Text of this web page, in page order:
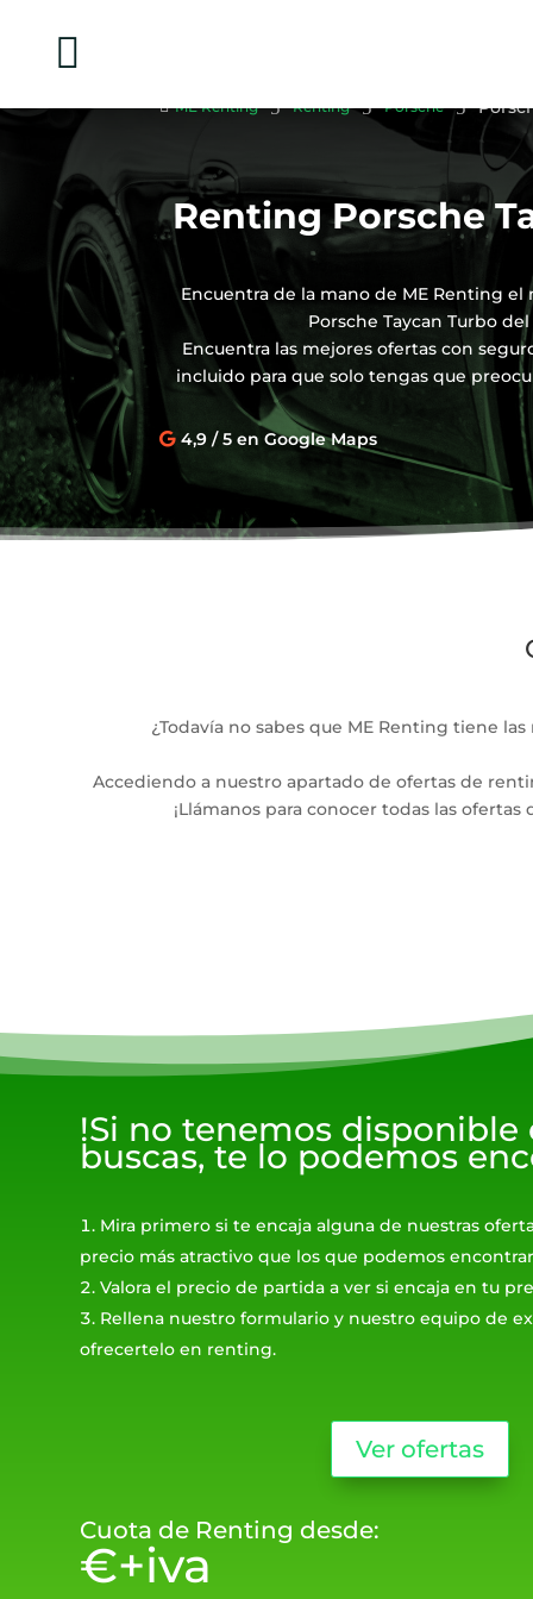

 ME Renting 5 Renting 5 Porsche 5
Renting Porsche
Encuentra de la mano de ME Renting
Porsche Taycan Turbo
Encuentra las mejores ofertas con
incluido para que solo tengas que
 4,9 / 5 en Google Maps
¿Todavía no sabes que ME Renting tiene
Accediendo a nuestro apartado de ofertas de
¡Llámanos para conocer todas las
!Si no tenemos disponible
buscas, te lo podemos
Mira primero si te encaja alguna de nuestras
precio más atractivo que los que podemos
Valora el precio de partida a ver si encaja en tu
Rellena nuestro formulario y nuestro equipo de
ofrecertelo en renting.
Ver ofertas
Cuota de Renting desde:
€+iva